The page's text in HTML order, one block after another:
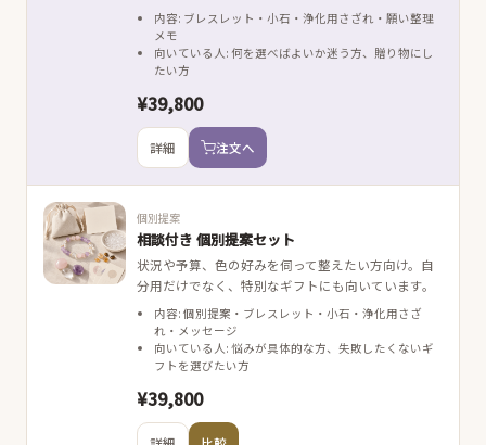
内容: ブレスレット・小石・浄化用さざれ・願い整理
メモ
向いている人: 何を選べばよいか迷う方、贈り物にし
たい方
¥39,800
詳細 注文へ
個別提案
相談付き 個別提案セット
状況や予算、色の好みを伺って整えたい方向け。自
分用だけでなく、特別なギフトにも向いています。
内容: 個別提案・ブレスレット・小石・浄化用さざ
れ・メッセージ
向いている人: 悩みが具体的な方、失敗したくないギ
フトを選びたい方
¥39,800